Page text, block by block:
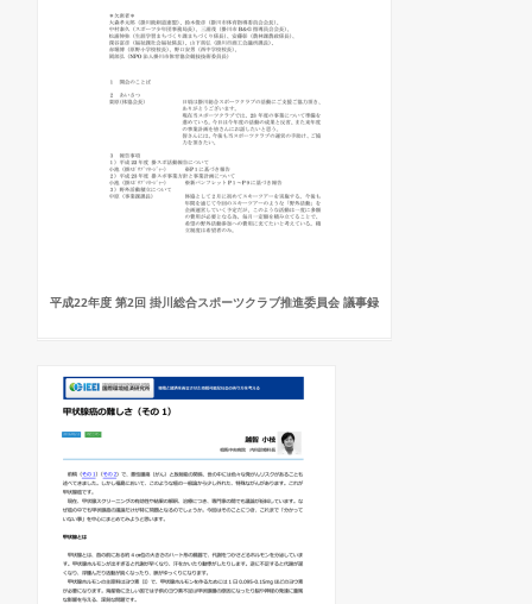
平成22年度 第2回 掛川総合スポーツクラブ推進委員会 議事録